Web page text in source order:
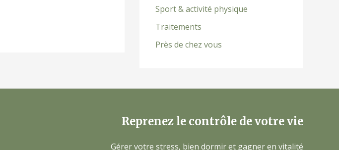
Sport & activité physique
Traitements
Près de chez vous
Reprenez le contrôle de votre vie
Gérer votre stress, bien dormir et gagner en vitalité